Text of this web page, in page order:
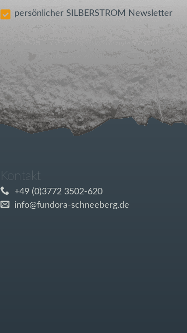
persönlicher SILBERSTROM Newsletter
Kontakt
+49 (0)3772 3502-620
info@fundora-schneeberg.de